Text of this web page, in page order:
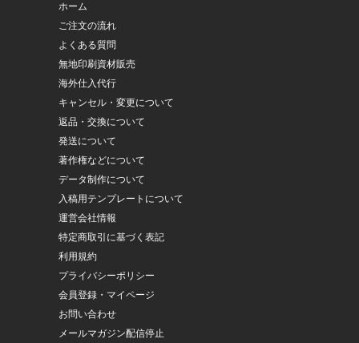
ホーム
ご注文の流れ
よくある質問
無地印刷資材販売
海外仕入代行
キャンセル・変更について
返品・交換について
発送について
著作権などについて
データ制作について
入稿用テンプレートについて
運営会社情報
特定商取引に基づく表記
利用規約
プライバシーポリシー
会員登録・マイページ
お問い合わせ
メールマガジン配信停止